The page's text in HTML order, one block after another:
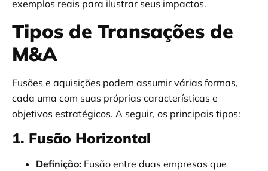
exemplos reais para ilustrar seus impactos.
Tipos de Transações de
M&A
Fusões e aquisições podem assumir várias formas,
cada uma com suas próprias características e
objetivos estratégicos. A seguir, os principais tipos:
1. Fusão Horizontal
Definição: Fusão entre duas empresas que